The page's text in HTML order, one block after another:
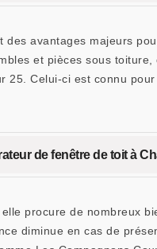
avantages majeurs
et pièces sous
25. Celui-ci est connu
de fenêtre de toit à
procure de nombreux
diminue en cas de